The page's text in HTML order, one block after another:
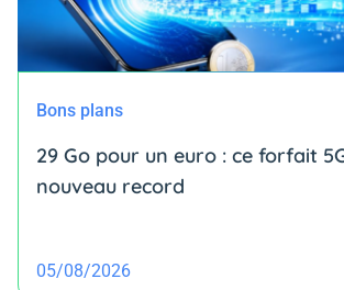
Bons plans
29 Go pour un euro : ce forfait
nouveau record
05/08/2026